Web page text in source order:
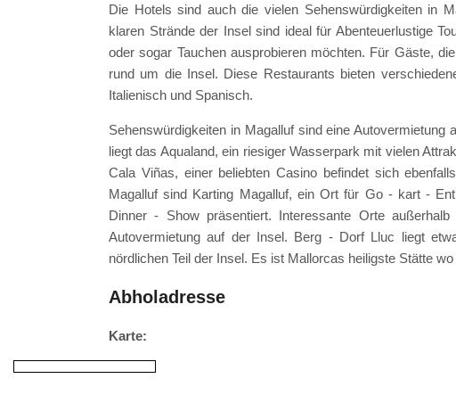
Die Hotels sind auch die vielen Sehenswürdigkeiten in
klaren Strände der Insel sind ideal für Abenteuerlustige
oder sogar Tauchen ausprobieren möchten. Für Gäste,
rund um die Insel. Diese Restaurants bieten
Italienisch und Spanisch.
Sehenswürdigkeiten in Magalluf sind eine
liegt das Aqualand, ein riesiger Wasserpark mit vielen
Cala Viñas, einer beliebten Casino befindet sich
Magalluf sind Karting Magalluf, ein Ort für Go - kart -
Dinner - Show präsentiert. Interessante Orte
Autovermietung auf der Insel. Berg - Dorf Lluc liegt
nördlichen Teil der Insel. Es ist Mallorcas heiligste Stätte
Abholadresse
Karte: